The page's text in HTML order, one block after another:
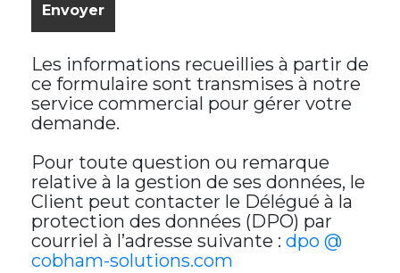
Les informations recueillies à partir de
ce formulaire sont transmises à notre
service commercial pour gérer votre
demande.
Pour toute question ou remarque
relative à la gestion de ses données, le
Client peut contacter le Délégué à la
protection des données (DPO) par
courriel à l’adresse suivante : dpo @
cobham-solutions.com